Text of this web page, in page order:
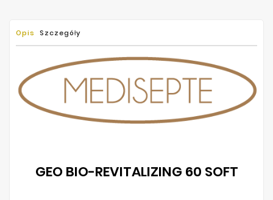
Opis Szczegóły
GEO BIO-REVITALIZING 60 SOFT